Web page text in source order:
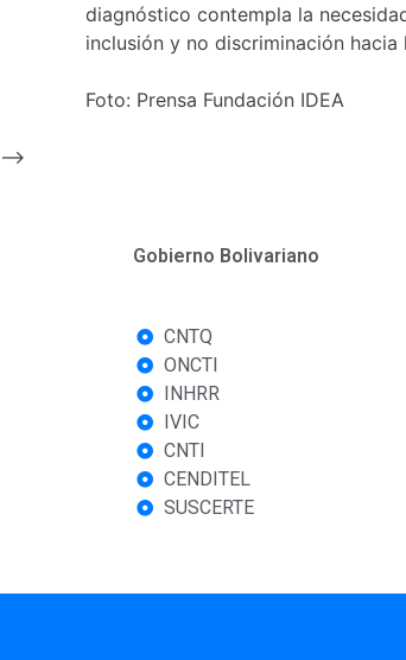
diagnóstico contempla la
inclusión y no discriminación
Foto: Prensa Fundación IDEA
-->
Gobierno Bolivariano
CNTQ
ONCTI
INHRR
IVIC
CNTI
CENDITEL
SUSCERTE